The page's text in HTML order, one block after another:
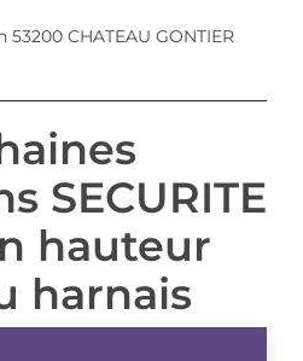
CHATEAU GONTIER
SECURITE
hauteur
harnais